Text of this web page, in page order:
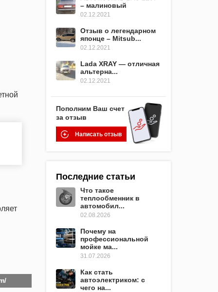
– малиновый
02.12.2021
Отзыв о легендарном
японце – Mitsub...
02.12.2021
Lada XRAY — отличная
альтерна...
02.12.2021
Пополним Ваш счет
за отзыв
Написать отзыв
Последние статьи
Что такое
теплообменник в
автомобил...
02.08.2026
Почему на
профессиональной
мойке ма...
31.07.2026
Как стать
автоэлектриком: с
чего на...